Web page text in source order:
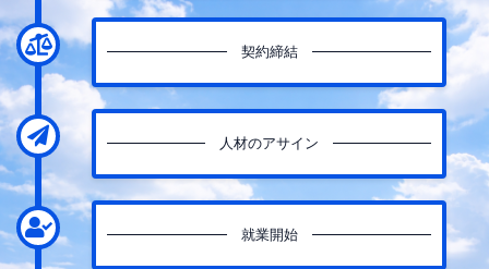
契約締結
人材のアサイン
就業開始